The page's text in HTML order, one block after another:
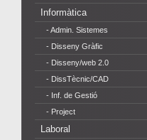
Informàtica
- Admin. Sistemes
- Disseny Gràfic
- Disseny/web 2.0
- DissTècnic/CAD
- Inf. de Gestió
- Project
Laboral